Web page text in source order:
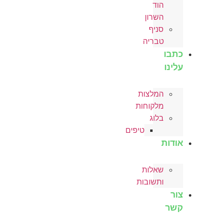
הוד
השרון
סניף
טבריה
כתבו
עלינו
המלצות
מלקוחות
בלוג
טיפים
אודות
שאלות
ותשובות
צור
קשר